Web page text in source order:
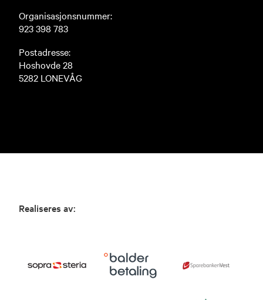
Organisasjonsnummer:
923 398 783
Postadresse:
Hoshovde 28
5282 LONEVÅG
Realiseres av: